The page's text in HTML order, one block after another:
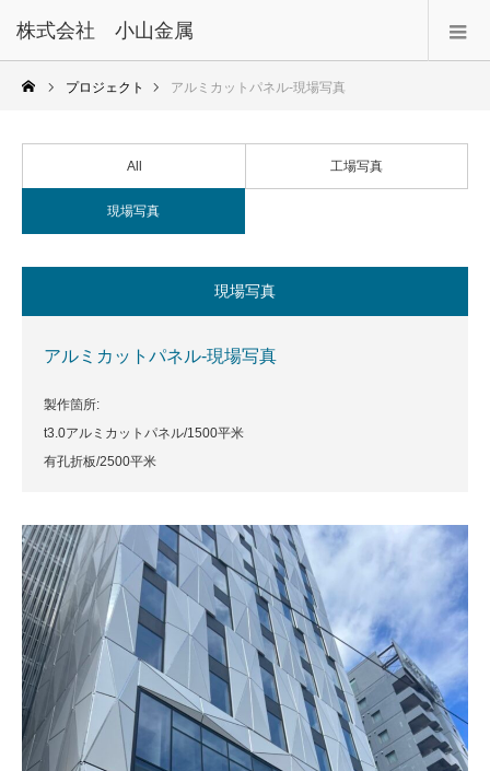
株式会社 小山金属
プロジェクト アルミカットパネル-現場写真
All 工場写真
現場写真
現場写真
アルミカットパネル-現場写真
製作箇所:
t3.0アルミカットパネル/1500平米
有孔折板/2500平米